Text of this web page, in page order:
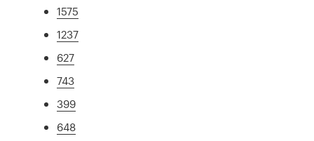
1575
1237
627
743
399
648